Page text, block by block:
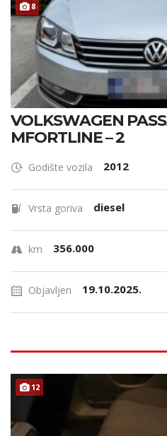
8
VOLKSWAGEN
MFORTLINE – 2
Godište vozila 2012
Vrsta goriva diesel
km 356.000
Objavljen 19.10.2025.
12